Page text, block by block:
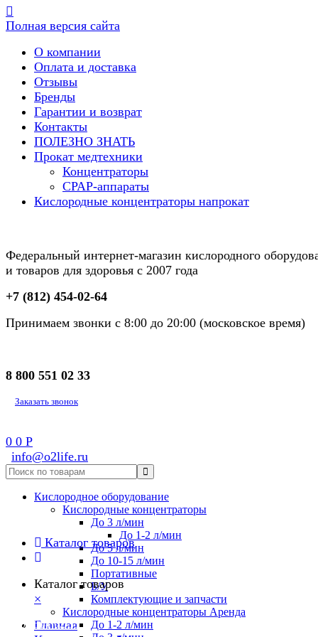
Полная версия сайта
О компании
Оплата и доставка
Отзывы
Бренды
Гарантии и возврат
Контакты
ПОЛЕЗНО ЗНАТЬ
Прокат медтехники
Концентраторы
CPAP-аппараты
Кислородные концентраторы напрокат
Федеральный интернет-магазин кислородного
и товаров для здоровья с 2007 года
+7 (812) 454-02-64
Принимаем звонки с 8:00 до 20:00 (московское время)
8 800 551 02 33
Заказать звонок
0 0 Р
info@o2life.ru
Кислородное оборудование
Кислородные концентраторы
До 3 л/мин
До 1-2 л/мин
До 5 л/мин
До 10-15 л/мин
Портативные
Б/У
Комплектующие и запчасти
Кислородные концентраторы Аренда
До 1-2 л/мин
Каталог товаров
Каталог товаров
×
8 800 551 02 33
Главная